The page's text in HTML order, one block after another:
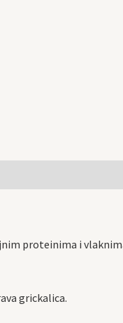
proteinima i
grickalica.